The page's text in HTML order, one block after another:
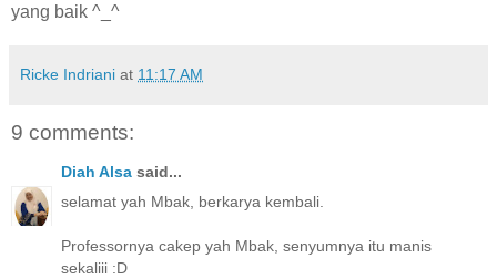
yang baik ^_^
Ricke Indriani at 11:17 AM
9 comments:
Diah Alsa said...
selamat yah Mbak, berkarya kembali.
Professornya cakep yah Mbak, senyumnya itu manis
sekaliii :D